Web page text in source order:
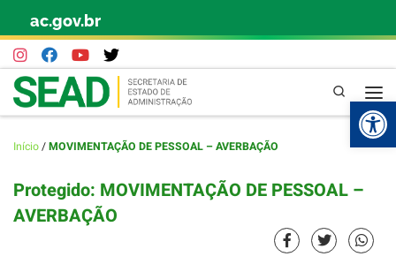
Skip to content
ac.gov.br
Pesquisa
Início/MOVIMENTAÇÃO DE PESSOAL – AVERBAÇÃO
Protegido: MOVIMENTAÇÃO DE PESSOAL –
AVERBAÇÃO